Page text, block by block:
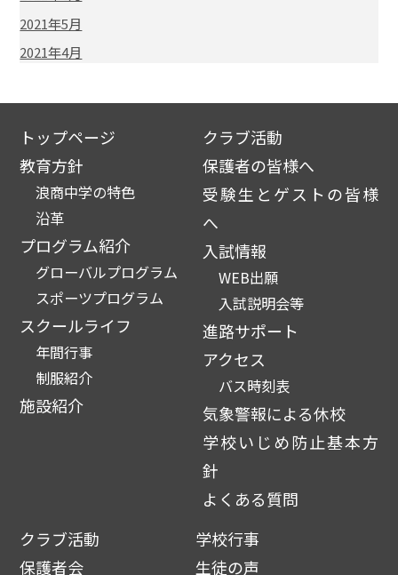
2021年5月
2021年4月
トップページ
教育方針
浪商中学の特色
沿革
プログラム紹介
グローバルプログラム
スポーツプログラム
スクールライフ
年間行事
制服紹介
施設紹介
クラブ活動
保護者の皆様へ
受験生とゲストの皆様
へ
入試情報
WEB出願
入試説明会等
進路サポート
アクセス
バス時刻表
気象警報による休校
学校いじめ防止基本方
針
よくある質問
クラブ活動
学校行事
保護者会
生徒の声